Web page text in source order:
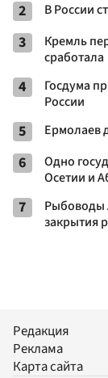
2 В России
3
Кремль
сработала
4
Госдума
России
5 Ермолаев
6
Одно
Осетии и
7
Рыбоводы
закрытия
Редакция
Реклама
Карта сайта